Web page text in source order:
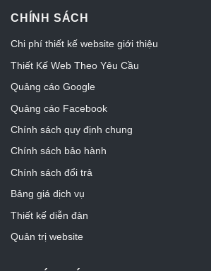
CHÍNH SÁCH
Chi phí thiết kế website giới thiệu
Thiết Kế Web Theo Yêu Cầu
Quảng cáo Google
Quảng cáo Facebook
Chính sách quy định chung
Chính sách bảo hành
Chính sách đổi trả
Bảng giá dịch vụ
Thiết kế diễn đàn
Quản trị website